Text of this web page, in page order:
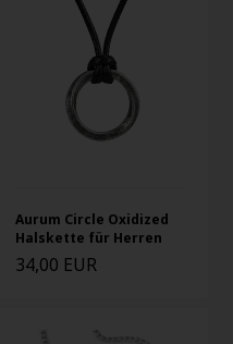
Aurum Circle Oxidized
Halskette für Herren
34,00 EUR